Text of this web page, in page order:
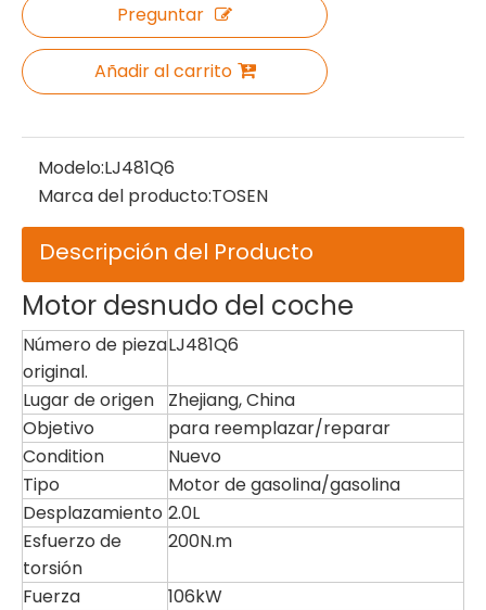
Preguntar
Añadir al carrito
Modelo:LJ481Q6
Marca del producto:TOSEN
Descripción del Producto
Motor desnudo del coche
Número de pieza
original.
LJ481Q6
Lugar de origen
Zhejiang, China
Objetivo
para reemplazar/reparar
Condition
Nuevo
Tipo
Motor de gasolina/gasolina
Desplazamiento 2.0L
Esfuerzo de
torsión
200N.m
Fuerza
106kW